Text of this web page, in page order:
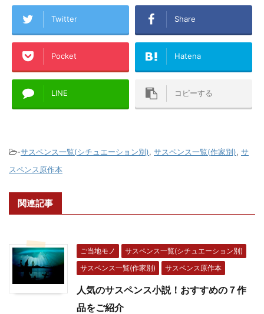
Twitter Share
Pocket Hatena
LINE コピーする
-サスペンス一覧(シチュエーション別), サスペンス一覧(作家別), サ
スペンス原作本
関連記事
ご当地モノ
サスペンス一覧(シチュエーション別)
サスペンス一覧(作家別)
サスペンス原作本
人気のサスペンス小説！おすすめの７作
品をご紹介